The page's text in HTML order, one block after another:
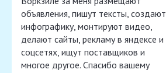
объявления, пишут тексты, создают
инфографику, монтируют видео,
делают сайты, рекламу в яндексе и
соцсетях, ищут поставщиков и
многое другое. Спасибо вашему